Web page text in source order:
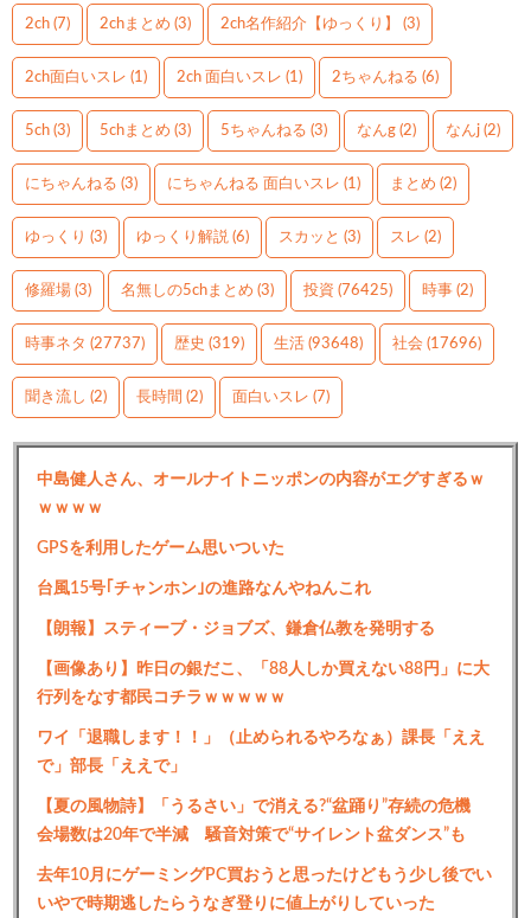
2ch (7) 2chまとめ (3) 2ch名作紹介【ゆっくり】 (3)
2ch面白いスレ (1) 2ch 面白いスレ (1) 2ちゃんねる (6)
5ch (3) 5chまとめ (3) 5ちゃんねる (3) なんg (2) なんj (2)
にちゃんねる (3) にちゃんねる 面白いスレ (1) まとめ (2)
ゆっくり (3) ゆっくり解説 (6) スカッと (3) スレ (2)
修羅場 (3) 名無しの5chまとめ (3) 投資 (76425) 時事 (2)
時事ネタ (27737) 歴史 (319) 生活 (93648) 社会 (17696)
聞き流し (2) 長時間 (2) 面白いスレ (7)
中島健人さん、オールナイトニッポンの内容がエグすぎるｗ
ｗｗｗｗ
GPSを利用したゲーム思いついた
台風15号｢チャンホン｣の進路なんやねんこれ
【朗報】スティーブ・ジョブズ、鎌倉仏教を発明する
【画像あり】昨日の銀だこ、「88人しか買えない88円」に大
行列をなす都民コチラｗｗｗｗｗ
ワイ「退職します！！」（止められるやろなぁ）課長「ええ
で」部長「ええで」
【夏の風物詩】「うるさい」で消える?“盆踊り”存続の危機
会場数は20年で半減 騒音対策で“サイレント盆ダンス”も
去年10月にゲーミングPC買おうと思ったけどもう少し後でい
いやで時期逃したらうなぎ登りに値上がりしていった